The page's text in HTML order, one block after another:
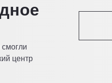
центр